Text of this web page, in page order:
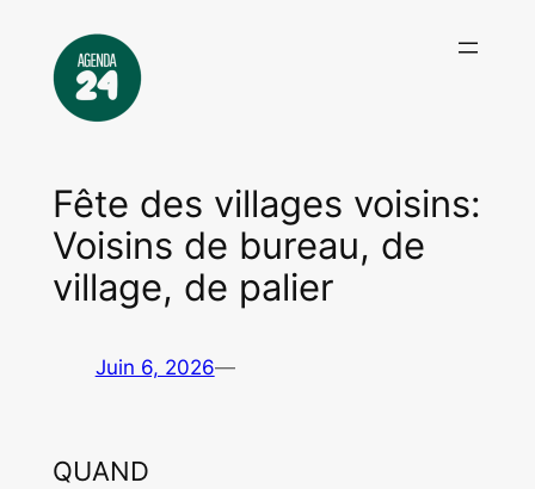
contenu
Fête des villages voisins:
Voisins de bureau, de
village, de palier
Juin 6, 2026—
QUAND